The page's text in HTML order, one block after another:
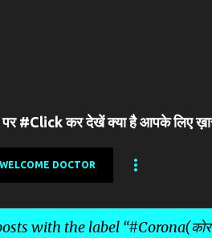
पर #Click कर देखें क्या है आपके लिए
WELCOME DOCTOR
with the label